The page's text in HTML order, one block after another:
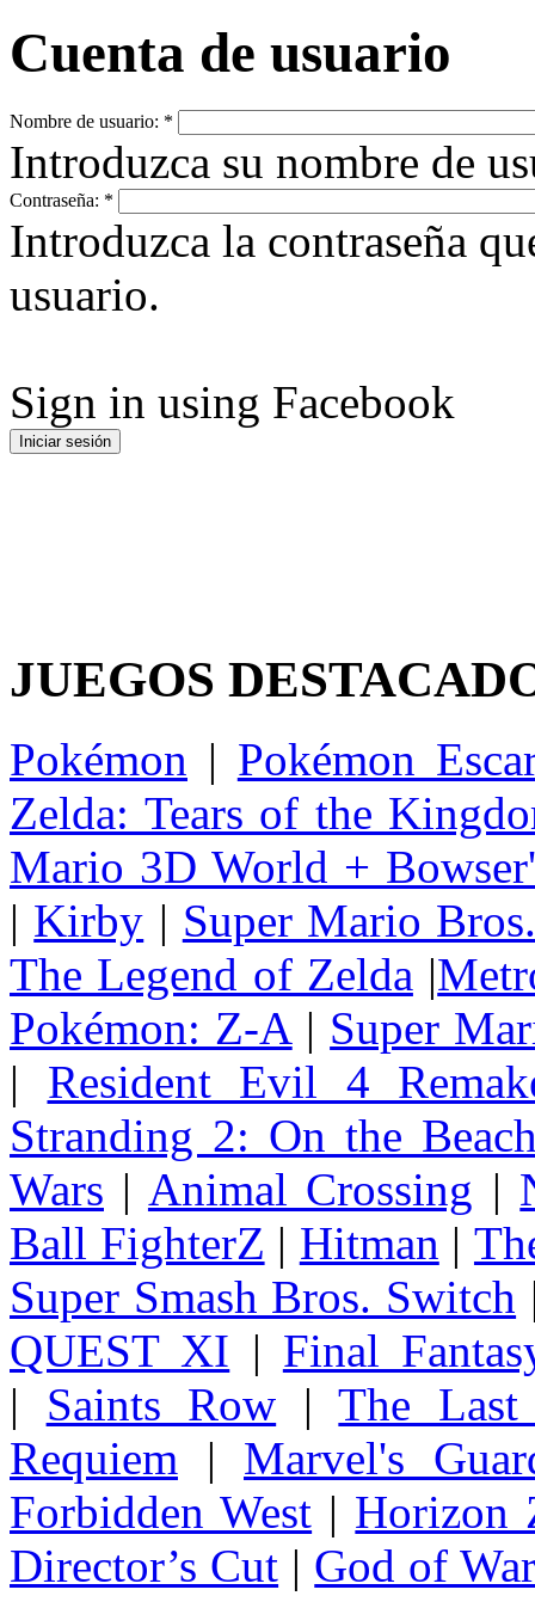
Cuenta de usuario
Nombre de usuario: *
Introduzca su nombre de
Contraseña: *
Introduzca la contraseña
usuario.
Sign in using Facebook
JUEGOS
Pokémon | Pokémon
Zelda: Tears of the
Mario 3D World +
| Kirby | Super Mario
The Legend of Zelda |
Pokémon: Z-A | Super
| Resident Evil 4
Stranding 2: On the
Wars | Animal Crossing |
Ball FighterZ | Hitman |
Super Smash Bros. Switch
QUEST XI | Final
| Saints Row |The
Requiem | Marvel's
Forbidden West | Horizon
Director’s Cut | God of